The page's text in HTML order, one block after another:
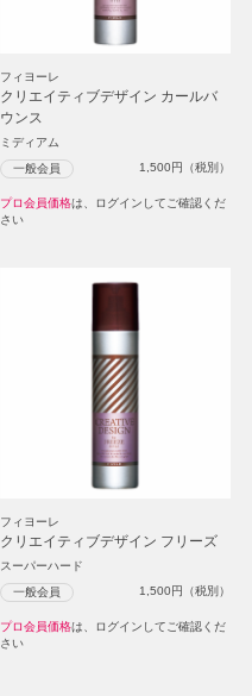
フィヨーレ
クリエイティブデザイン カールバ
ウンス
ミディアム
一般会員 1,500円（税別）
プロ会員価格は、ログインしてご確認くだ
さい
フィヨーレ
クリエイティブデザイン フリーズ
スーパーハード
一般会員 1,500円（税別）
プロ会員価格は、ログインしてご確認くだ
さい